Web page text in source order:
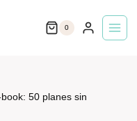
0
book: 50 planes sin